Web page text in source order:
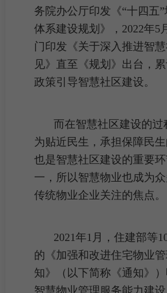
务院办公厅印发《“十四五
体系建设规划》，2022年5
门印发《关于深入推进智
见》直至《规划》出台，
政策引导智慧社区建设。
而在智慧社区建设的过
为贴近民生，承担保障民生
也是智慧社区建设的重要
一，所以智慧物业也成为
传统物业企业关注的焦点。
2021年1月，住建部等
的《加强和改进住宅物业管
知》（以下简称《通知》
智慧物业管理服务能力建